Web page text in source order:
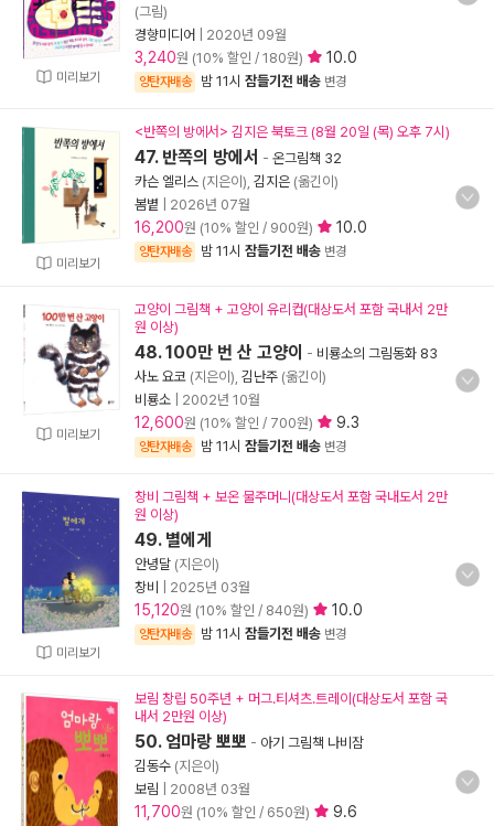
미리보기
(그림)
경향미디어
2020년 09월
3,240원 (10% 할인 / 180원) 10.0
양탄자배송 밤 11시 잠들기전 배송 변경
미리보기
<반쪽의 방에서> 김지은 북토크 (8월 20일 (목) 오후 7시)
47. 반쪽의 방에서 - 온그림책 32
카슨 엘리스 (지은이), 김지은 (옮긴이)
봄볕
2026년 07월
16,200원 (10% 할인 / 900원) 10.0
양탄자배송 밤 11시 잠들기전 배송 변경
미리보기
고양이 그림책 + 고양이 유리컵(대상도서 포함 국내서 2만
원 이상)
48. 100만 번 산 고양이 - 비룡소의 그림동화 83
사노 요코 (지은이), 김난주 (옮긴이)
비룡소
2002년 10월
12,600원 (10% 할인 / 700원) 9.3
양탄자배송 밤 11시 잠들기전 배송 변경
미리보기
창비 그림책 + 보온 물주머니(대상도서 포함 국내도서 2만
원 이상)
49. 별에게
안녕달 (지은이)
창비
2025년 03월
15,120원 (10% 할인 / 840원) 10.0
양탄자배송 밤 11시 잠들기전 배송 변경
보림 창립 50주년 + 머그.티셔츠.트레이(대상도서 포함 국
내서 2만원 이상)
50. 엄마랑 뽀뽀 - 아기 그림책 나비잠
김동수 (지은이)
보림
2008년 03월
11,700원 (10% 할인 / 650원) 9.6